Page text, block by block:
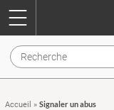
Accueil » Signaler un abus